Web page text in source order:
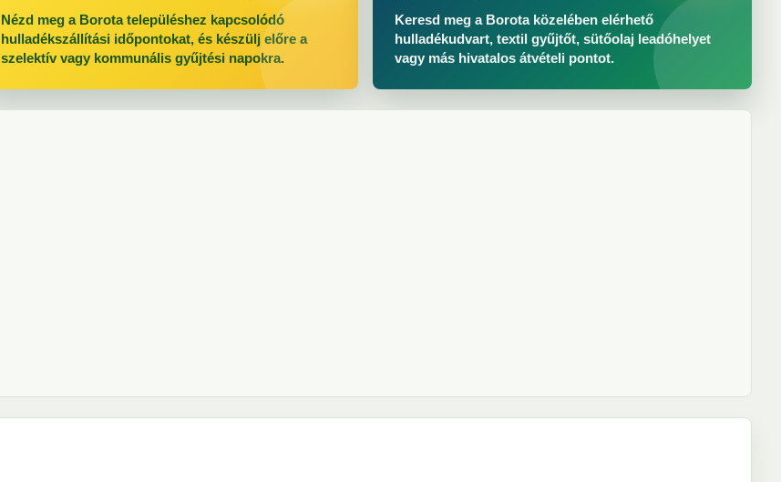
Nézd meg a Borota településhez kapcsolódó
hulladékszállítási időpontokat, és készülj előre a
szelektív vagy kommunális gyűjtési napokra.
Keresd meg a Borota közelében elérhető
hulladékudvart, textil gyűjtőt, sütőolaj leadóhelyet
vagy más hivatalos átvételi pontot.